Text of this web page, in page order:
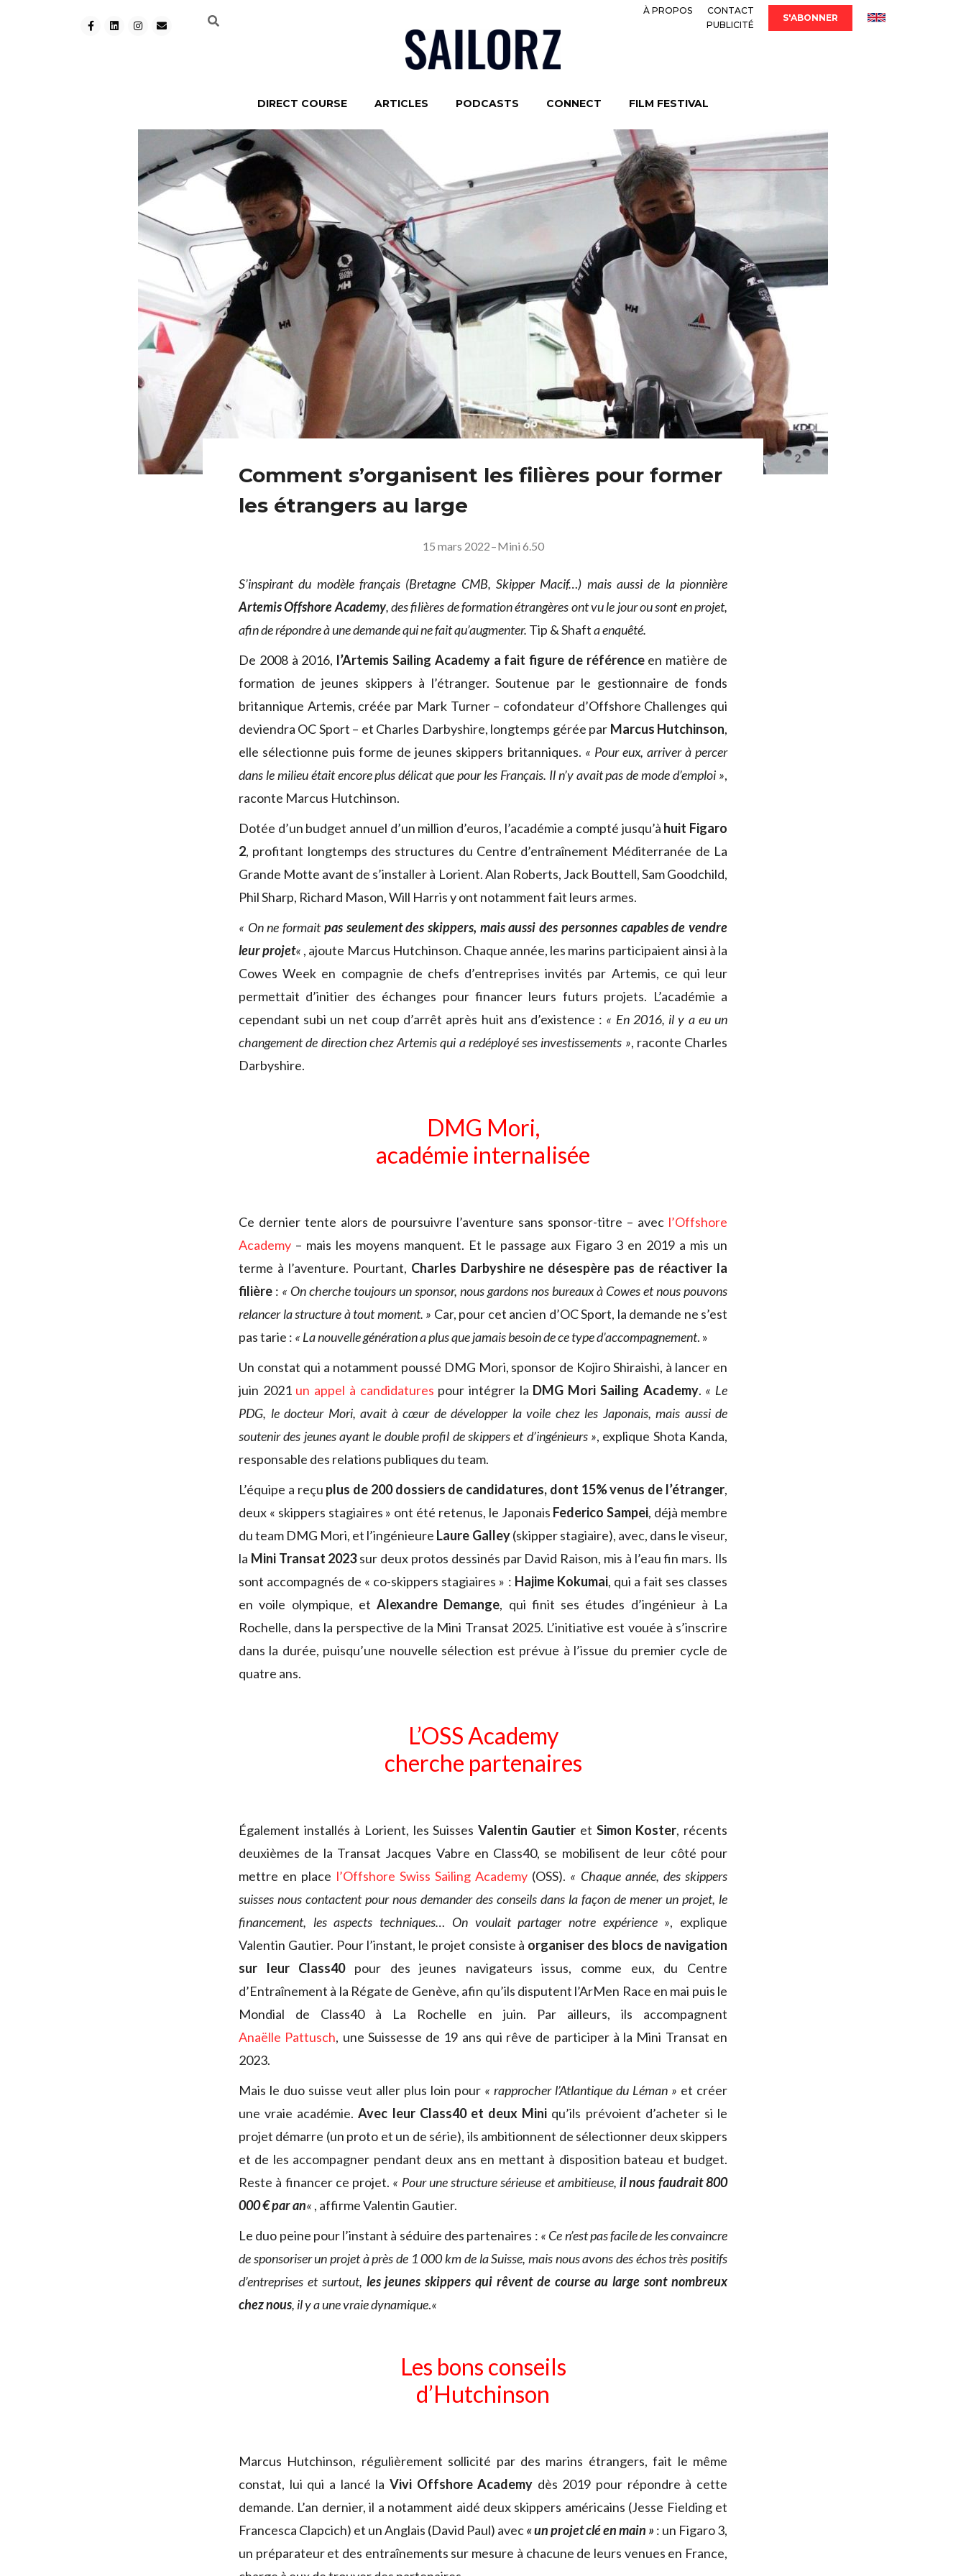
À PROPOS
CONTACT
PUBLICITÉ
S'ABONNER
DIRECT COURSE ARTICLES PODCASTS CONNECT FILM FESTIVAL
Comment s’organisent les filières pour former
les étrangers au large
15 mars 2022–Mini 6.50
S’inspirant du modèle français (Bretagne CMB, Skipper Macif…) mais aussi de la pionnière
Artemis Offshore Academy, des filières de formation étrangères ont vu le jour ou sont en projet,
afin de répondre à une demande qui ne fait qu’augmenter. Tip & Shafta enquêté.
De 2008 à 2016, l’Artemis Sailing Academy a fait figure de référenceen matière de
formation de jeunes skippers à l’étranger. Soutenue par le gestionnaire de fonds
britannique Artemis, créée par Mark Turner – cofondateur d’Offshore Challenges qui
deviendra OC Sport – et Charles Darbyshire, longtemps gérée par Marcus Hutchinson,
elle sélectionne puis forme de jeunes skippers britanniques. « Pour eux, arriver à percer
dans le milieu était encore plus délicat que pour les Français. Il n’y avait pas de mode d’emploi »,
raconte Marcus Hutchinson.
Dotée d’un budget annuel d’un million d’euros, l’académie a compté jusqu’à huit Figaro
2, profitant longtemps des structures du Centre d’entraînement Méditerranée de La
Grande Motte avant de s’installer à Lorient. Alan Roberts, Jack Bouttell, Sam Goodchild,
Phil Sharp, Richard Mason, Will Harris y ont notamment fait leurs armes.
« On ne formaitpas seulement des skippers, mais aussi des personnes capables de vendre
leur projet« , ajoute Marcus Hutchinson. Chaque année, les marins participaient ainsi à la
Cowes Week en compagnie de chefs d’entreprises invités par Artemis, ce qui leur
permettait d’initier des échanges pour financer leurs futurs projets. L’académie a
cependant subi un net coup d’arrêt après huit ans d’existence : « En 2016, il y a eu un
changement de direction chez Artemis qui a redéployé ses investissements », raconte Charles
Darbyshire.
DMG Mori,
académie internalisée
Ce dernier tente alors de poursuivre l’aventure sans sponsor-titre – avec l’Offshore
Academy – mais les moyens manquent. Et le passage aux Figaro 3 en 2019 a mis un
terme à l’aventure. Pourtant, Charles Darbyshire ne désespère pas de réactiver la
filière : « On cherche toujours un sponsor, nous gardons nos bureaux à Cowes et nous pouvons
relancer la structure à tout moment. » Car, pour cet ancien d’OC Sport, la demande ne s’est
pas tarie : « La nouvelle génération a plus que jamais besoin de ce type d’accompagnement. »
Un constat qui a notamment poussé DMG Mori, sponsor de Kojiro Shiraishi, à lancer en
juin 2021 un appel à candidatures pour intégrer la DMG Mori Sailing Academy. « Le
PDG, le docteur Mori, avait à cœur de développer la voile chez les Japonais, mais aussi de
soutenir des jeunes ayant le double profil de skippers et d’ingénieurs », explique Shota Kanda,
responsable des relations publiques du team.
L’équipe a reçu plus de 200 dossiers de candidatures, dont 15% venus de l’étranger,
deux « skippers stagiaires » ont été retenus, le Japonais Federico Sampei, déjà membre
du team DMG Mori, et l’ingénieure Laure Galley(skipper stagiaire), avec, dans le viseur,
la Mini Transat 2023sur deux protos dessinés par David Raison, mis à l’eau fin mars. Ils
sont accompagnés de « co-skippers stagiaires » : Hajime Kokumai, qui a fait ses classes
en voile olympique, et Alexandre Demange, qui finit ses études d’ingénieur à La
Rochelle, dans la perspective de la Mini Transat 2025. L’initiative est vouée à s’inscrire
dans la durée, puisqu’une nouvelle sélection est prévue à l’issue du premier cycle de
quatre ans.
L’OSS Academy
cherche partenaires
Également installés à Lorient, les Suisses Valentin Gautier et Simon Koster, récents
deuxièmes de la Transat Jacques Vabre en Class40, se mobilisent de leur côté pour
mettre en place l’Offshore Swiss Sailing Academy (OSS). « Chaque année, des skippers
suisses nous contactent pour nous demander des conseils dans la façon de mener un projet, le
financement, les aspects techniques… On voulait partager notre expérience », explique
Valentin Gautier. Pour l’instant, le projet consiste à organiser des blocs de navigation
sur leur Class40pour des jeunes navigateurs issus, comme eux, du Centre
d’Entraînement à la Régate de Genève, afin qu’ils disputent l’ArMen Race en mai puis le
Mondial de Class40 à La Rochelle en juin. Par ailleurs, ils accompagnent
Anaëlle Pattusch, une Suissesse de 19 ans qui rêve de participer à la Mini Transat en
2023.
Mais le duo suisse veut aller plus loin pour « rapprocher l’Atlantique du Léman » et créer
une vraie académie.Avec leur Class40 et deux Mini qu’ils prévoient d’acheter si le
projet démarre (un proto et un de série), ils ambitionnent de sélectionner deux skippers
et de les accompagner pendant deux ans en mettant à disposition bateau et budget.
Reste à financer ce projet. « Pour une structure sérieuse et ambitieuse,il nous faudrait 800
000 € par an« , affirme Valentin Gautier.
Le duo peine pour l’instant à séduire des partenaires : « Ce n’est pas facile de les convaincre
de sponsoriser un projet à près de 1 000 km de la Suisse, mais nous avons des échos très positifs
d’entreprises et surtout, les jeunes skippers qui rêvent de course au large sont nombreux
chez nous, il y a une vraie dynamique.«
Les bons conseils
d’Hutchinson
Marcus Hutchinson, régulièrement sollicité par des marins étrangers, fait le même
constat, lui qui a lancé la Vivi Offshore Academy dès 2019 pour répondre à cette
demande. L’an dernier, il a notamment aidé deux skippers américains (Jesse Fielding et
Francesca Clapcich) et un Anglais (David Paul) avec« un projet clé en main »: un Figaro 3,
un préparateur et des entraînements sur mesure à chacune de leurs venues en France,